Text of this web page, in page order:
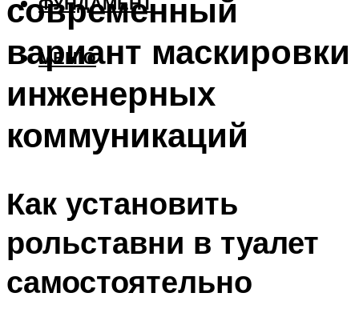
МЕНЮ
современный
вариант маскировки
инженерных
коммуникаций
Как установить
рольставни в туалет
самостоятельно